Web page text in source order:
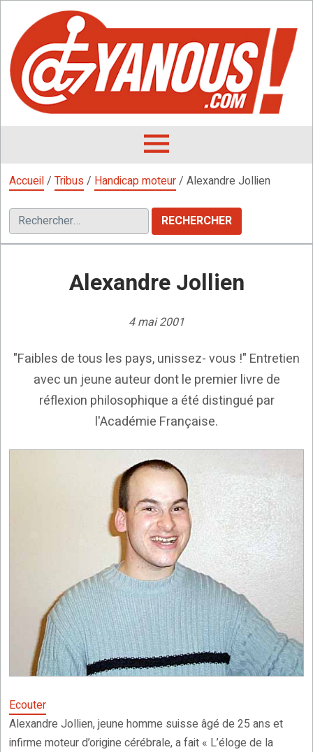
contenu
OUVRIR
MENU
Accueil/ Tribus/ Handicap moteur/ Alexandre Jollien
Rechercher :
Alexandre Jollien
4 mai 2001
"Faibles de tous les pays, unissez- vous !" Entretien
avec un jeune auteur dont le premier livre de
réflexion philosophique a été distingué par
l'Académie Française.
Ecouter
Alexandre Jollien, jeune homme suisse âgé de 25 ans et
infirme moteur d’origine cérébrale, a fait « L’éloge de la